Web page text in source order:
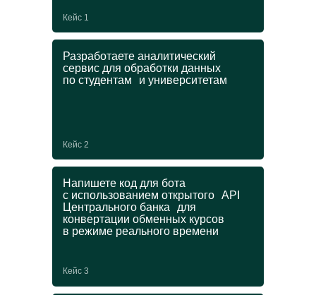
Разработаете аналитический
сервис для обработки данных
по студентам и университетам
Кейс 2
Напишете код для бота
с использованием открытого API
Центрального банка для
конвертации обменных курсов
в режиме реального времени
Кейс 3
Кейс 1
Получите еще одну
специальность
и диплом ДПО
В магистратуре можно пройти онлайн-
программу ДПО и усилить основную
профессию ценными IT-навыками.